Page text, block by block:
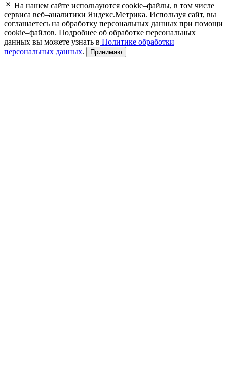
На нашем сайте используются cookie–файлы, в том числе
сервиса веб–аналитики Яндекс.Метрика. Используя сайт, вы
соглашаетесь на обработку персональных данных при помощи
cookie–файлов. Подробнее об обработке персональных
данных вы можете узнать в Политике обработки
персональных данных. Принимаю